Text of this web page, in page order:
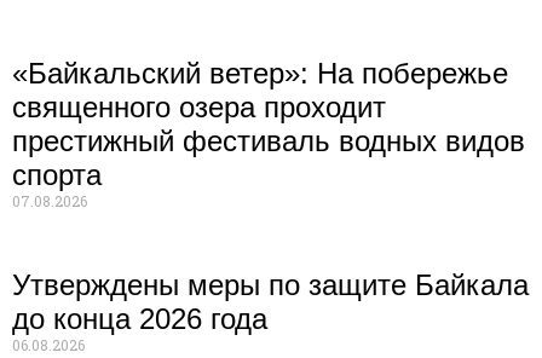
«Байкальский ветер»: На побережье
священного озера проходит
престижный фестиваль водных видов
спорта
07.08.2026
Утверждены меры по защите Байкала
до конца 2026 года
06.08.2026